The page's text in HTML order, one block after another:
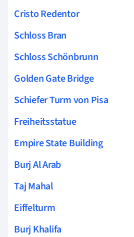
Cristo Redentor
Schloss Bran
Schloss Schönbrunn
Golden Gate Bridge
Schiefer Turm von Pisa
Freiheitsstatue
Empire State Building
Burj Al Arab
Taj Mahal
Eiffelturm
Burj Khalifa